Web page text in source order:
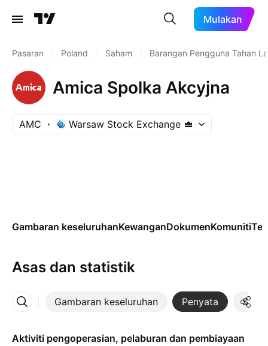
Mulakan
Pasaran Poland Saham Barangan Pengguna Tahan
Amica Spolka Akcyjna
AMC Warsaw Stock Exchange
Gambaran keseluruhanKewanganDokumenKomuniti
Asas dan statistik
Gambaran keseluruhan Penyata
Lebih
Aktiviti pengoperasian, pelaburan dan pembiayaan